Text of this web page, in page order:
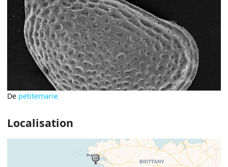
De petitemarie
Localisation